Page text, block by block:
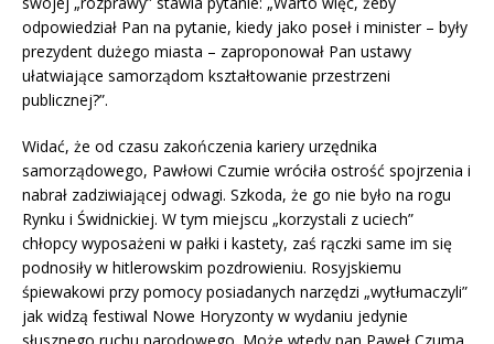
odpowiedział Pan na pytanie, kiedy jako poseł i minister – były
prezydent dużego miasta – zaproponował Pan ustawy
ułatwiające samorządom kształtowanie przestrzeni
publicznej?”.
Widać, że od czasu zakończenia kariery urzędnika
samorządowego, Pawłowi Czumie wróciła ostrość spojrzenia i
nabrał zadziwiającej odwagi. Szkoda, że go nie było na rogu
Rynku i Świdnickiej. W tym miejscu „korzystali z uciech”
chłopcy wyposażeni w pałki i kastety, zaś rączki same im się
podnosiły w hitlerowskim pozdrowieniu. Rosyjskiemu
śpiewakowi przy pomocy posiadanych narzędzi „wytłumaczyli”
jak widzą festiwal Nowe Horyzonty w wydaniu jedynie